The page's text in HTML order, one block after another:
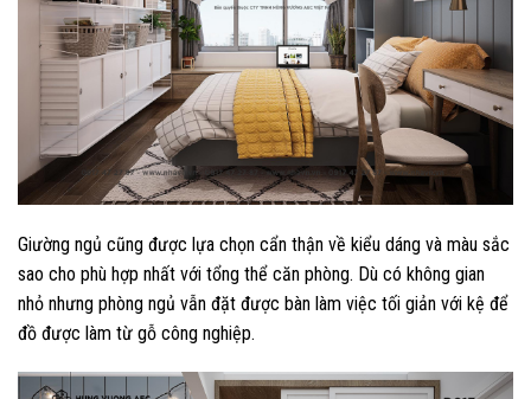
Giường ngủ cũng được lựa chọn cẩn thận về kiểu dáng và màu sắc
sao cho phù hợp nhất với tổng thể căn phòng. Dù có không gian
nhỏ nhưng phòng ngủ vẫn đặt được bàn làm việc tối giản với kệ để
đồ được làm từ gỗ công nghiệp.